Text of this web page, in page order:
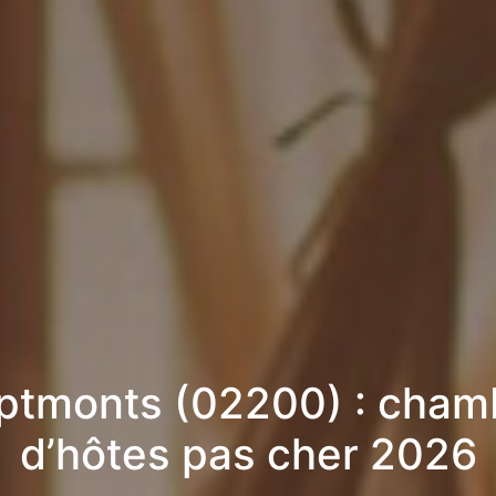
(02200) :
d’hôtes pas cher 2026